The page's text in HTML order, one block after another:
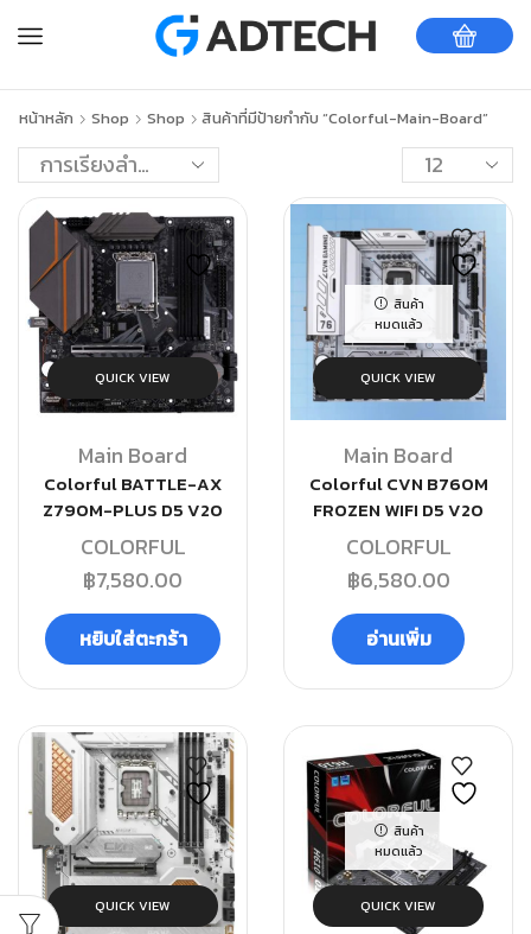
หน้าหลัก Shop Shop สินค้าที่มีป้ายกำกับ “Colorful-Main-Board”
QUICK VIEW
Main Board
Colorful BATTLE-AX
Z790M-PLUS D5 V20
COLORFUL
฿7,580.00
หยิบใส่ตะกร้า
สินค้า
หมดแล้ว
QUICK VIEW
Main Board
Colorful CVN B760M
FROZEN WIFI D5 V20
COLORFUL
฿6,580.00
อ่านเพิ่ม
QUICK VIEW
สินค้า
หมดแล้ว
QUICK VIEW